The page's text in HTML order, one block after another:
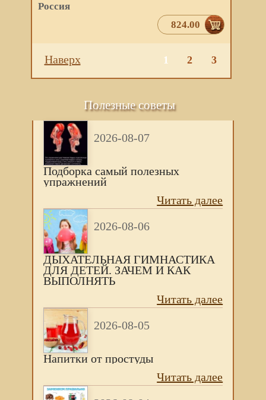
Россия
824.00
Наверх 1 2 3
Полезные советы
2026-08-07
Подборка самый полезных
упражнений
Читать далее
2026-08-06
ДЫХАТЕЛЬНАЯ ГИМНАСТИКА
ДЛЯ ДЕТЕЙ. ЗАЧЕМ И КАК
ВЫПОЛНЯТЬ
Читать далее
2026-08-05
Напитки от простуды
Читать далее